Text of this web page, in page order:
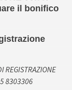
il bonifico
REGISTRAZIONE
8303306